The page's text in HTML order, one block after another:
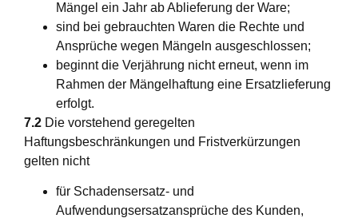
Mängel ein Jahr ab Ablieferung der Ware;
sind bei gebrauchten Waren die Rechte und
Ansprüche wegen Mängeln ausgeschlossen;
beginnt die Verjährung nicht erneut, wenn im
Rahmen der Mängelhaftung eine Ersatzlieferung
erfolgt.
7.2 Die vorstehend geregelten
Haftungsbeschränkungen und Fristverkürzungen
gelten nicht
für Schadensersatz- und
Aufwendungsersatzansprüche des Kunden,